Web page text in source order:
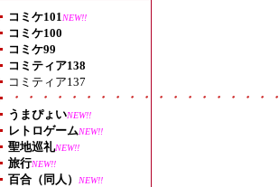
コミケ101 NEW!!
コミケ100
コミケ99
コミティア138
コミティア137
・・・・・・・・・・・・・・・・・・・
うまぴょいNEW!!
レトロゲームNEW!!
聖地巡礼NEW!!
旅行NEW!!
百合（同人） NEW!!